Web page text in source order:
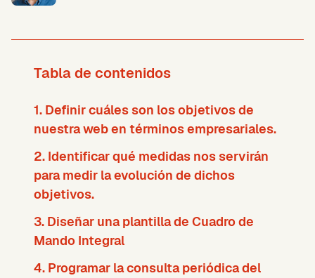
Tabla de contenidos
1. Definir cuáles son los objetivos de
nuestra web en términos empresariales.
2. Identificar qué medidas nos servirán
para medir la evolución de dichos
objetivos.
3. Diseñar una plantilla de Cuadro de
Mando Integral
4. Programar la consulta periódica del